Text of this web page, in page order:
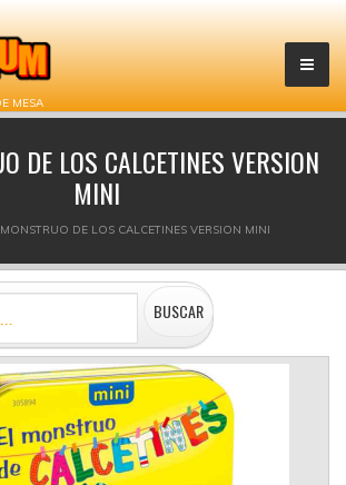
MESA
DE LOS CALCETINES VERSION
MINI
DE LOS CALCETINES VERSION MINI